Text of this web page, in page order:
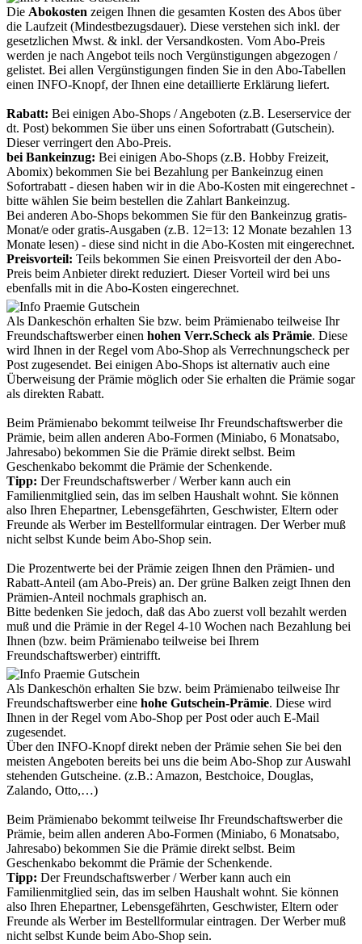
Die Abokosten zeigen Ihnen die gesamten Kosten des Abos über
die Laufzeit (Mindestbezugsdauer). Diese verstehen sich inkl. der
gesetzlichen Mwst. & inkl. der Versandkosten. Vom Abo-Preis
werden je nach Angebot teils noch Vergünstigungen abgezogen /
gelistet. Bei allen Vergünstigungen finden Sie in den Abo-Tabellen
einen INFO-Knopf, der Ihnen eine detaillierte Erklärung liefert.
Rabatt: Bei einigen Abo-Shops / Angeboten (z.B. Leserservice der
dt. Post) bekommen Sie über uns einen Sofortrabatt (Gutschein).
Dieser verringert den Abo-Preis.
bei Bankeinzug: Bei einigen Abo-Shops (z.B. Hobby Freizeit,
Abomix) bekommen Sie bei Bezahlung per Bankeinzug einen
Sofortrabatt - diesen haben wir in die Abo-Kosten mit eingerechnet -
bitte wählen Sie beim bestellen die Zahlart Bankeinzug.
Bei anderen Abo-Shops bekommen Sie für den Bankeinzug gratis-
Monat/e oder gratis-Ausgaben (z.B. 12=13: 12 Monate bezahlen 13
Monate lesen) - diese sind nicht in die Abo-Kosten mit eingerechnet.
Preisvorteil: Teils bekommen Sie einen Preisvorteil der den Abo-
Preis beim Anbieter direkt reduziert. Dieser Vorteil wird bei uns
ebenfalls mit in die Abo-Kosten eingerechnet.
Als Dankeschön erhalten Sie bzw. beim Prämienabo teilweise Ihr
Freundschaftswerber einen hohen Verr.Scheck als Prämie. Diese
wird Ihnen in der Regel vom Abo-Shop als Verrechnungscheck per
Post zugesendet. Bei einigen Abo-Shops ist alternativ auch eine
Überweisung der Prämie möglich oder Sie erhalten die Prämie sogar
als direkten Rabatt.
Beim Prämienabo bekommt teilweise Ihr Freundschaftswerber die
Prämie, beim allen anderen Abo-Formen (Miniabo, 6 Monatsabo,
Jahresabo) bekommen Sie die Prämie direkt selbst. Beim
Geschenkabo bekommt die Prämie der Schenkende.
Tipp: Der Freundschaftswerber / Werber kann auch ein
Familienmitglied sein, das im selben Haushalt wohnt. Sie können
also Ihren Ehepartner, Lebensgefährten, Geschwister, Eltern oder
Freunde als Werber im Bestellformular eintragen. Der Werber muß
nicht selbst Kunde beim Abo-Shop sein.
Die Prozentwerte bei der Prämie zeigen Ihnen den Prämien- und
Rabatt-Anteil (am Abo-Preis) an. Der grüne Balken zeigt Ihnen den
Prämien-Anteil nochmals graphisch an.
Bitte bedenken Sie jedoch, daß das Abo zuerst voll bezahlt werden
muß und die Prämie in der Regel 4-10 Wochen nach Bezahlung bei
Ihnen (bzw. beim Prämienabo teilweise bei Ihrem
Freundschaftswerber) eintrifft.
Als Dankeschön erhalten Sie bzw. beim Prämienabo teilweise Ihr
Freundschaftswerber eine hohe Gutschein-Prämie. Diese wird
Ihnen in der Regel vom Abo-Shop per Post oder auch E-Mail
zugesendet.
Über den INFO-Knopf direkt neben der Prämie sehen Sie bei den
meisten Angeboten bereits bei uns die beim Abo-Shop zur Auswahl
stehenden Gutscheine. (z.B.: Amazon, Bestchoice, Douglas,
Zalando, Otto,…)
Beim Prämienabo bekommt teilweise Ihr Freundschaftswerber die
Prämie, beim allen anderen Abo-Formen (Miniabo, 6 Monatsabo,
Jahresabo) bekommen Sie die Prämie direkt selbst. Beim
Geschenkabo bekommt die Prämie der Schenkende.
Tipp: Der Freundschaftswerber / Werber kann auch ein
Familienmitglied sein, das im selben Haushalt wohnt. Sie können
also Ihren Ehepartner, Lebensgefährten, Geschwister, Eltern oder
Freunde als Werber im Bestellformular eintragen. Der Werber muß
nicht selbst Kunde beim Abo-Shop sein.